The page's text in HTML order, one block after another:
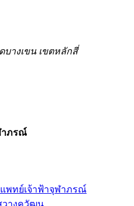
บางเขน เขตหลักสี่
าภรณ์
พทย์เจ้าฟ้าจุฬาภรณ์
วางควัฒน